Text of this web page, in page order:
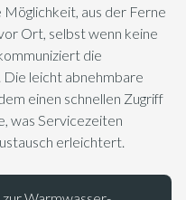
aus der Ferne
Ort, selbst wenn keine
die
leicht abnehmbare
einen schnellen Zugriff
was Servicezeiten
erleichtert.